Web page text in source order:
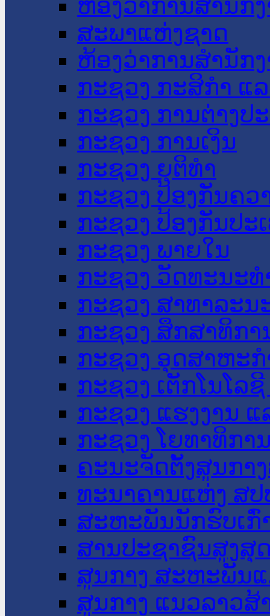
ຫ້ອງວ່າການສໍານັກ
ສະພາແຫ່ງຊາດ
ຫ້ອງວ່າການສຳນັກ
ກະຊວງ ກະສິກຳ ແ
ກະຊວງ ການຕ່າງປ
ກະຊວງ ການເງິນ
ກະຊວງ ຍຸຕິທໍາ
ກະຊວງ ປ້ອງກັນຄວ
ກະຊວງ ປ້ອງກັນປະ
ກະຊວງ ພາຍໃນ
ກະຊວງ ວັດທະນະ
ກະຊວງ ສາທາລະນ
ກະຊວງ ສຶກສາທິກາ
ກະຊວງ ອຸດສາຫະ
ກະຊວງ ເຕັກໂນໂລ
ກະຊວງ ແຮງງານ
ກະຊວງ ໂຍທາທິກາ
ຄະນະຈັດຕັ້ງສູນກາ
ທະນາຄານແຫ່ງ ສປ
ສະຫະພັນນັກຮົບເກົ່
ສານປະຊາຊົນສູງສຸ
ສູນກາງ ສະຫະພັນ
ສູນກາງ ແນວລາວສ້